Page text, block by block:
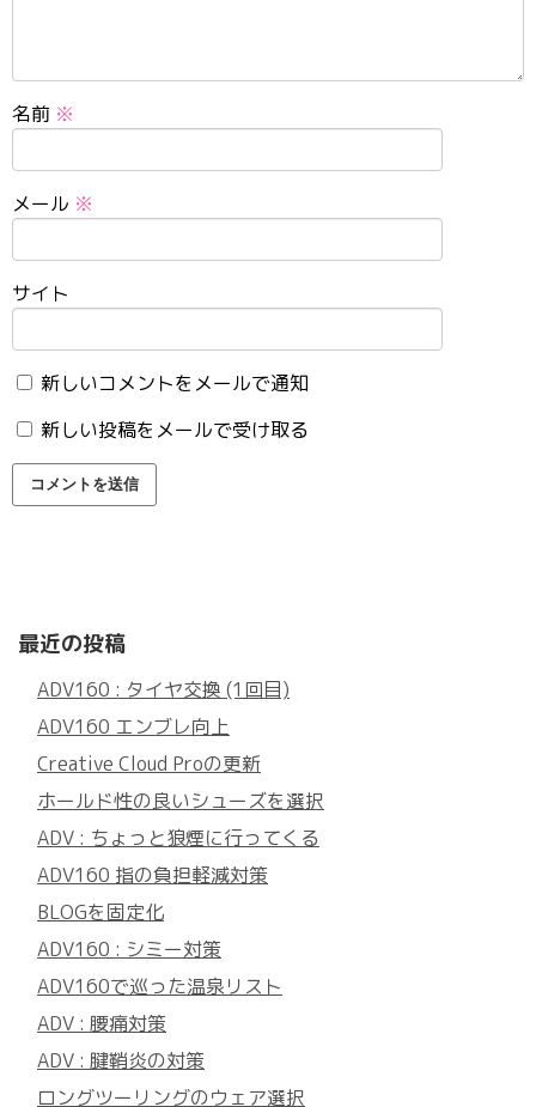
名前 ※
メール ※
サイト
新しいコメントをメールで通知
新しい投稿をメールで受け取る
最近の投稿
ADV160 : タイヤ交換 (1回目)
ADV160 エンブレ向上
Creative Cloud Proの更新
ホールド性の良いシューズを選択
ADV : ちょっと狼煙に行ってくる
ADV160 指の負担軽減対策
BLOGを固定化
ADV160 : シミー対策
ADV160で巡った温泉リスト
ADV : 腰痛対策
ADV : 腱鞘炎の対策
ロングツーリングのウェア選択